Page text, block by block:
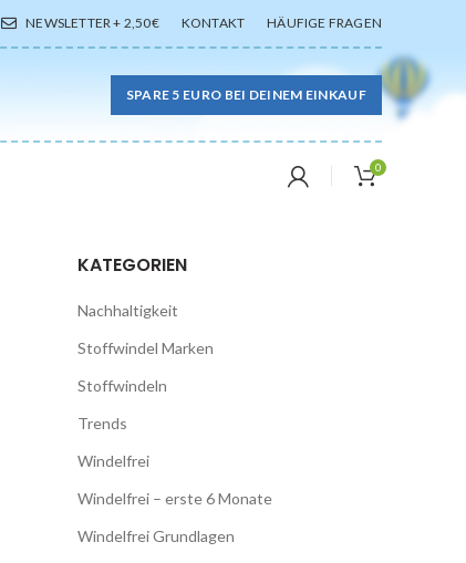
NEWSLETTER + 2,50€ KONTAKT HÄUFIGE FRAGEN
SPARE 5 EURO BEI DEINEM EINKAUF
0
KATEGORIEN
Nachhaltigkeit
Stoffwindel Marken
Stoffwindeln
Trends
Windelfrei
Windelfrei – erste 6 Monate
Windelfrei Grundlagen